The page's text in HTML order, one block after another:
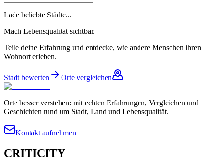
Lade beliebte Städte...
Mach Lebensqualität sichtbar.
Teile deine Erfahrung und entdecke, wie andere Menschen ihren
Wohnort erleben.
Stadt bewerten Orte vergleichen
Orte besser verstehen: mit echten Erfahrungen, Vergleichen und
Geschichten rund um Stadt, Land und Lebensqualität.
Kontakt aufnehmen
CRITICITY